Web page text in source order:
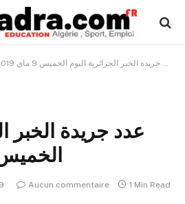
عدد جريدة الخبر الجزائرية اليوم الخميس 9 ماي 2019
عدد جريدة الخبر
الخميس 9 ماي
Aucun commentaire 1 Min Read